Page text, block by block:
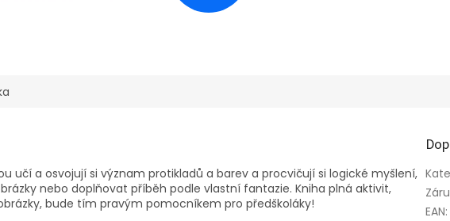
učí a osvojují si význam protikladů a barev a procvičují si logické myšlení,
nebo doplňovat příběh podle vlastní fantazie. Kniha plná aktivit,
bude tím pravým pomocníkem pro předškoláky!
EAN: